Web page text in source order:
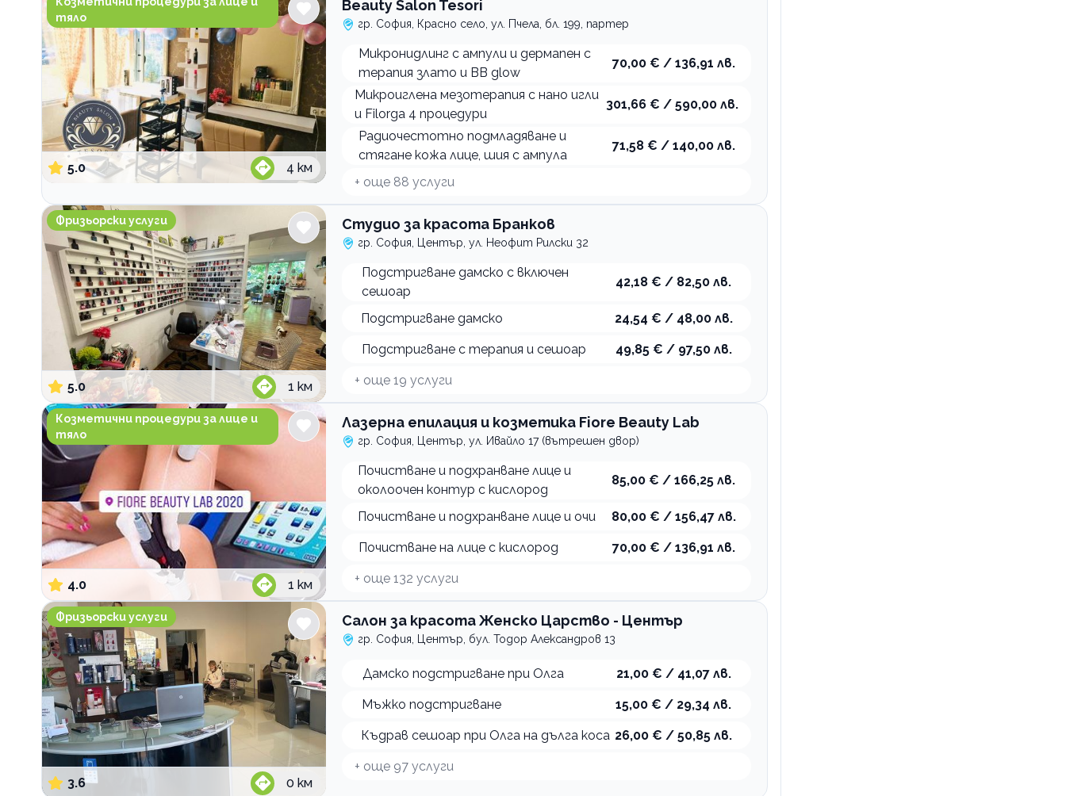
тяло
5.0 4 км
Beauty Salon Tesori
гр. София, Красно село, ул. Пчела, бл. 199, партер
Микронидлинг с ампули и дермапен с
терапия злато и BB glow
70,00 € / 136,91 лв.
Микроиглена мезотерапия с нано игли
и Filorga 4 процедури
301,66 € / 590,00 лв.
Радиочестотно подмладяване и
стягане кожа лице, шия с ампула
71,58 € / 140,00 лв.
+ още 88 услуги
Студио за красота Бранков
Фризьорски услуги
5.0 1 км
Студио за красота Бранков
гр. София, Център, ул. Неофит Рилски 32
Подстригване дамско с включен
сешоар
42,18 € / 82,50 лв.
Подстригване дамско 24,54 € / 48,00 лв.
Подстригване с терапия и сешоар 49,85 € / 97,50 лв.
+ още 19 услуги
Лазерна епилация и козметика Fiore Beauty Lab
Козметични процедури за лице и
тяло
4.0 1 км
Лазерна епилация и козметика Fiore Beauty Lab
гр. София, Център, ул. Ивайло 17 (вътрешен двор)
Почистване и подхранване лице и
околоочен контур с кислород
85,00 € / 166,25 лв.
Почистване и подхранване лице и очи 80,00 € / 156,47 лв.
Почистване на лице с кислород 70,00 € / 136,91 лв.
+ още 132 услуги
Салон за красота Женско Царство - Център
Фризьорски услуги
3.6 0 км
Салон за красота Женско Царство - Център
гр. София, Център, бул. Тодор Александров 13
Дамско подстригване при Олга 21,00 € / 41,07 лв.
Мъжко подстригване 15,00 € / 29,34 лв.
Къдрав сешоар при Олга на дълга коса 26,00 € / 50,85 лв.
+ още 97 услуги